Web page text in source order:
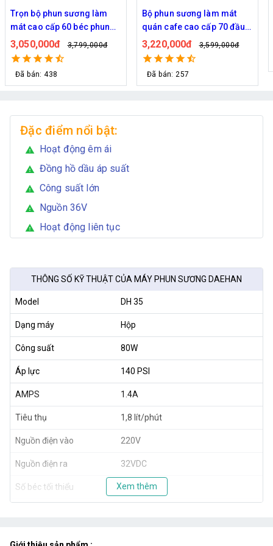
Bộ phun sương làm mát
quán cafe cao cấp 70 đầu
phun
3,220,000đ 3,599,000đ
Đã bán: 257
Bộ phun sương 50 đầu phun
- Bơm Hawin HP 2106 lọc
rác 50M dây
2,700,000đ 2,999,000đ
Đặc điểm nổi bật:
warning Hoạt động êm ái
warning Đồng hồ dầu áp suất
warning Công suất lớn
warning Nguồn 36V
warning Hoạt động liên tục
THÔNG SỐ KỸ THUẬT CỦA MÁY PHUN SƯƠNG DAEHAN
Model DH 35
Dạng máy Hộp
Công suất 80W
Áp lực 140 PSI
AMPS 1.4A
Tiêu thụ 1,8 lít/phút
Nguồn điện vào 220V
Nguồn điện ra 32VDC
Số béc tối thiểu 20 béc
Xem thêm